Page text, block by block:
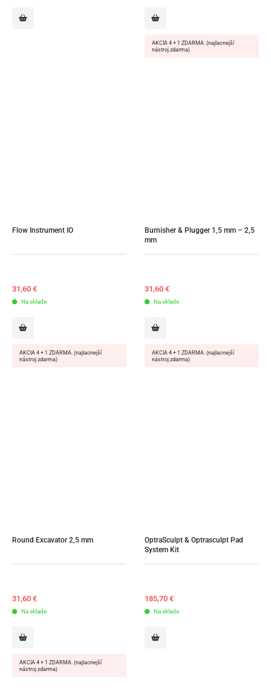
AKCIA 4 + 1 ZDARMA. (najlacnejší
nástroj zdarma)
Flow Instrument IO
31,60 €
Na sklade
AKCIA 4 + 1 ZDARMA. (najlacnejší
nástroj zdarma)
Burnisher & Plugger 1,5 mm – 2,5
mm
31,60 €
Na sklade
AKCIA 4 + 1 ZDARMA. (najlacnejší
nástroj zdarma)
Round Excavator 2,5 mm
31,60 €
Na sklade
AKCIA 4 + 1 ZDARMA. (najlacnejší
nástroj zdarma)
OptraSculpt & Optrasculpt Pad
System Kit
185,70 €
Na sklade